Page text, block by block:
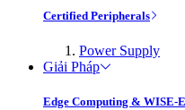
Certified Peripherals
Power Supply
Giải Pháp
Edge Computing & WISE-